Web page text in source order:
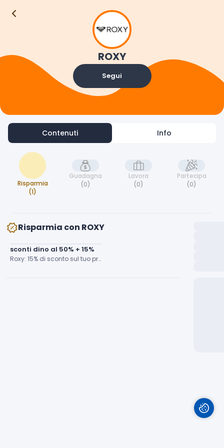
ROXY
Segui
Contenuti Info
Risparmia
(1)
Guadagna
(0)
Lavora
(0)
Partecipa
(0)
Risparmia con ROXY
sconti dino al 50% + 15%
Roxy: 15% di sconto sul tuo primo ordine